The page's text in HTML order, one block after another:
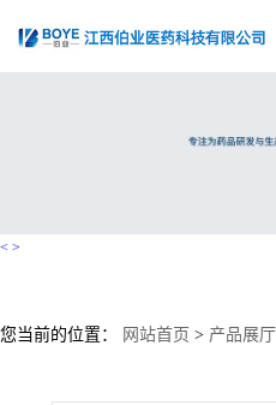
< >
您当前的位置： 网站首页 > 产品展厅